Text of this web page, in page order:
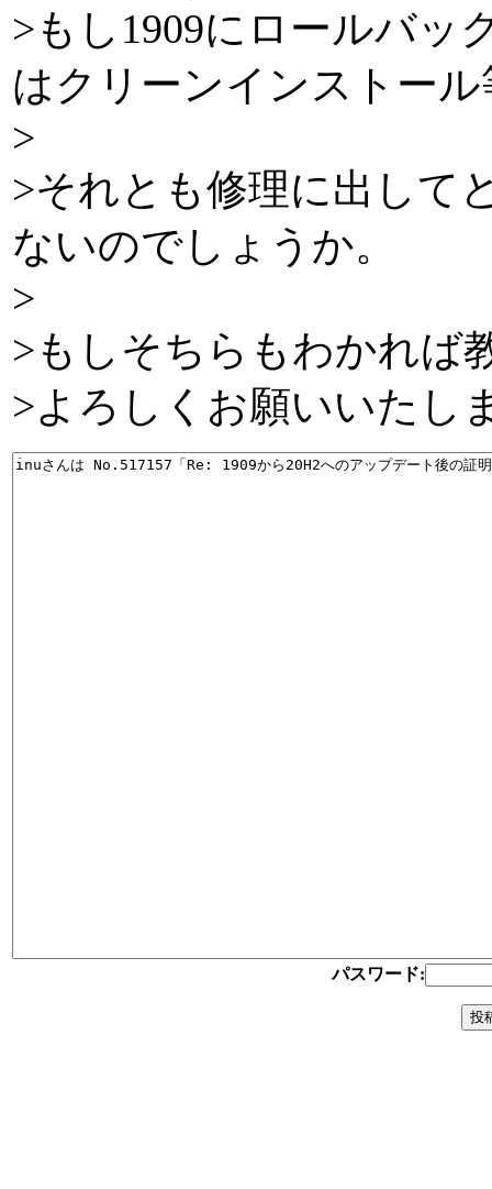
>もし1909にロールバッ
はクリーンインストー
>
>それとも修理に出して
ないのでしょうか。
>
>もしそちらもわかれば
>よろしくお願いいたし
パスワード: